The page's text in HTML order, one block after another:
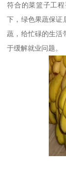
符合的菜篮子工
下，绿色果蔬保证
蔬，给忙碌的生活
于缓解就业问题。